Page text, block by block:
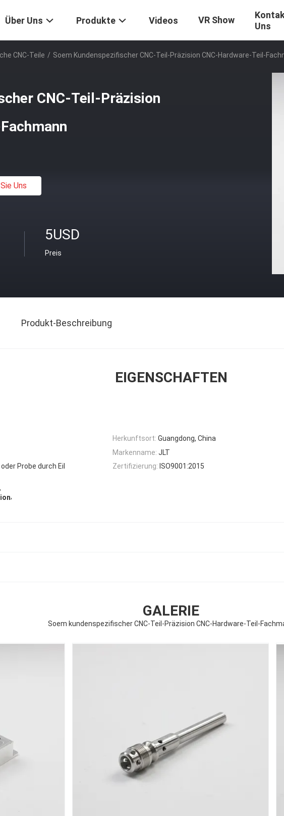
Über Uns Produkte Videos VR Show
Uns
CNC-Teile / Soem Kundenspezifischer CNC-Teil-Präzision CNC-Hardware-Teil-
CNC-Teil-Präzision
Uns
5USD
Preis
Produkt-Beschreibung
EIGENSCHAFTEN
Herkunftsort: Guangdong, China
Markenname: JLT
Probe durch Eil Zertifizierung: ISO9001:2015
,
,
GALERIE
Soem kundenspezifischer CNC-Teil-Präzision CNC-Hardware-Teil-